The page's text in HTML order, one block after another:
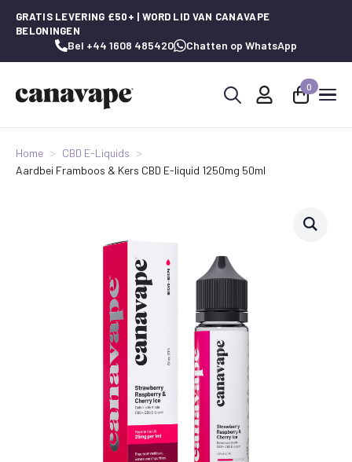
GRATIS LEVERING £50+ | WORD LID VAN CANAVAPE
BELONINGEN
Bel +44 1608 485420 Chatten op WhatsApp
0
Home
CBD E-Liquids
Aardbei Framboos & Kers CBD E-liquid 1250mg 50ml